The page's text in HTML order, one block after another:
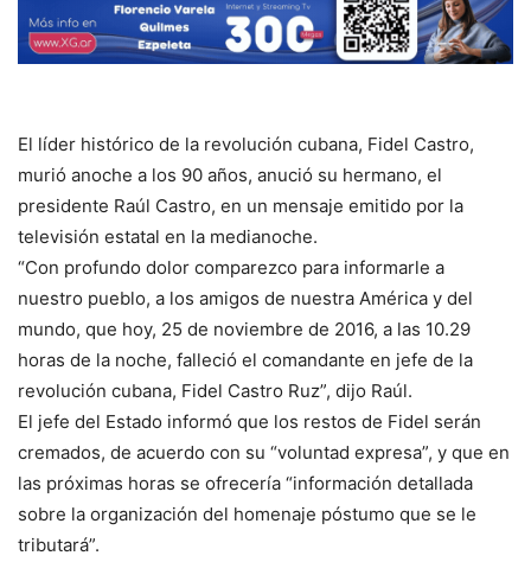
El líder histórico de la revolución cubana, Fidel Castro,
murió anoche a los 90 años, anució su hermano, el
presidente Raúl Castro, en un mensaje emitido por la
televisión estatal en la medianoche.
“Con profundo dolor comparezco para informarle a
nuestro pueblo, a los amigos de nuestra América y del
mundo, que hoy, 25 de noviembre de 2016, a las 10.29
horas de la noche, falleció el comandante en jefe de la
revolución cubana, Fidel Castro Ruz”, dijo Raúl.
El jefe del Estado informó que los restos de Fidel serán
cremados, de acuerdo con su “voluntad expresa”, y que en
las próximas horas se ofrecería “información detallada
sobre la organización del homenaje póstumo que se le
tributará”.